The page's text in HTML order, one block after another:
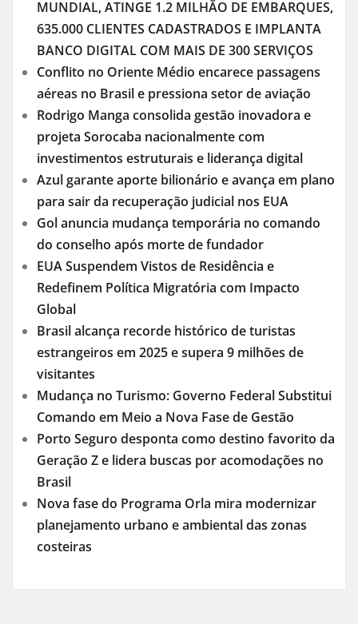
MUNDIAL, ATINGE 1.2 MILHÃO DE EMBARQUES,
635.000 CLIENTES CADASTRADOS E IMPLANTA
BANCO DIGITAL COM MAIS DE 300 SERVIÇOS
Conflito no Oriente Médio encarece passagens
aéreas no Brasil e pressiona setor de aviação
Rodrigo Manga consolida gestão inovadora e
projeta Sorocaba nacionalmente com
investimentos estruturais e liderança digital
Azul garante aporte bilionário e avança em plano
para sair da recuperação judicial nos EUA
Gol anuncia mudança temporária no comando
do conselho após morte de fundador
EUA Suspendem Vistos de Residência e
Redefinem Política Migratória com Impacto
Global
Brasil alcança recorde histórico de turistas
estrangeiros em 2025 e supera 9 milhões de
visitantes
Mudança no Turismo: Governo Federal Substitui
Comando em Meio a Nova Fase de Gestão
Porto Seguro desponta como destino favorito da
Geração Z e lidera buscas por acomodações no
Brasil
Nova fase do Programa Orla mira modernizar
planejamento urbano e ambiental das zonas
costeiras